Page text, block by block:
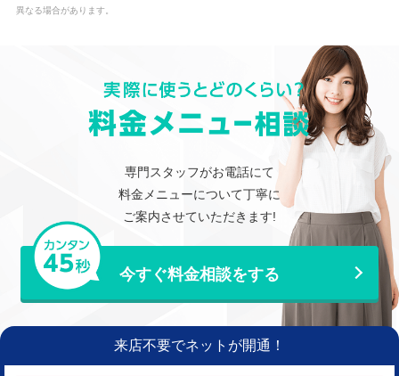
異なる場合があります。
専門スタッフがお電話にて
料金メニューについて丁寧に
ご案内させていただきます!
今すぐ料金相談をする
来店不要でネットが開通！